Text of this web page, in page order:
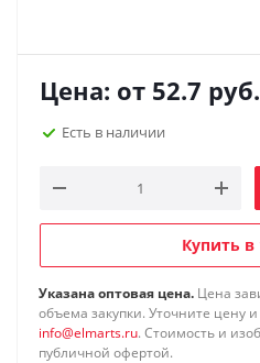
Цена: от 52.7 руб.
Есть в наличии
Купить в
Указана оптовая цена. Цена
объема закупки. Уточните цену
info@elmarts.ru. Стоимость и
публичной офертой.